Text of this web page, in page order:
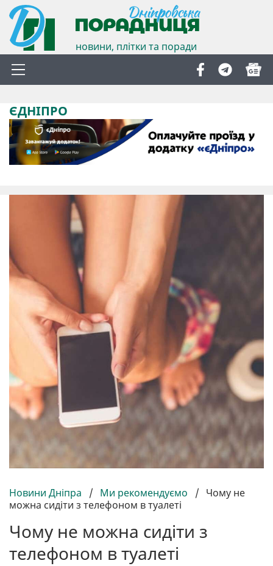
новини, плітки та поради
ЄДНІПРО
Новини Дніпра / Ми рекомендуємо / Чому не
можна сидіти з телефоном в туалеті
Чому не можна сидіти з
телефоном в туалеті